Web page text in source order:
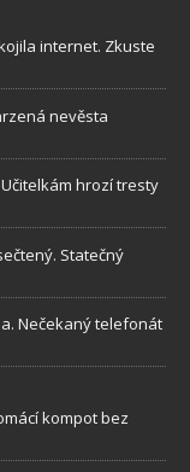
internet. Zkuste
nevěsta
hrozí tresty
Statečný
Nečekaný telefonát
kompot bez